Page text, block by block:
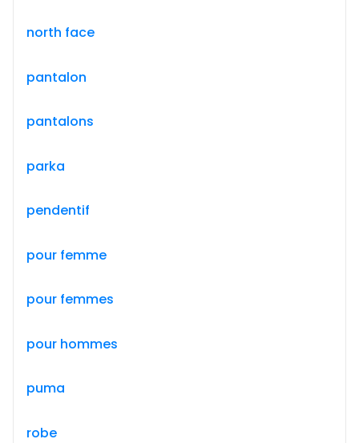
north face
pantalon
pantalons
parka
pendentif
pour femme
pour femmes
pour hommes
puma
robe